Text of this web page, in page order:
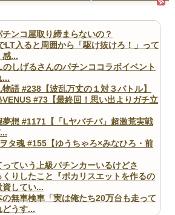
ンコ屋取り締まらないの？
LT入ると周囲から「駆け抜けろ！」って
感...
しげるさんのパチンココラボイベント
...
語 #238【波乱万丈の１対３バトル】
#73【最終回！思い出よりガチ立
夢想 #1171【「Lヤバチバ」超激荒実戦
タ魂 #155【ゆうちゃろ×みなひろ・前
ていう上級パチンカーいるけどさ
りしたこと『ポカリスエットを作るの
資してい...
の無車検車「実は俺たち20万台も走って
うす...